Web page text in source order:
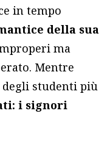
in tempo
della sua
ma
Mentre
degli studenti più
i signori